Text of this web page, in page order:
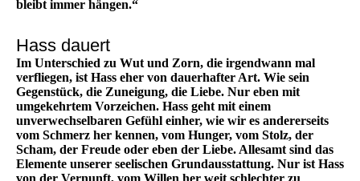
bleibt immer hängen.“
Hass dauert
Im Unterschied zu Wut und Zorn, die irgendwann mal
verfliegen, ist Hass eher von dauerhafter Art. Wie sein
Gegenstück, die Zuneigung, die Liebe. Nur eben mit
umgekehrtem Vorzeichen. Hass geht mit einem
unverwechselbaren Gefühl einher, wie wir es andererseits
vom Schmerz her kennen, vom Hunger, vom Stolz, der
Scham, der Freude oder eben der Liebe. Allesamt sind das
Elemente unserer seelischen Grundausstattung. Nur ist Hass
von der Vernunft, vom Willen her weit schlechter zu